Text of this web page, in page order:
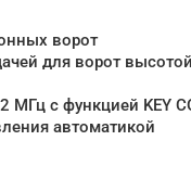
ворот
для ворот
МГц с функцией KEY
автоматикой